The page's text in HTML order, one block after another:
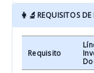
👩‍🔬 REQUISITOS
Requisito